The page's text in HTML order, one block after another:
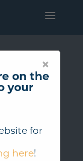
×
on the
your
for
here!